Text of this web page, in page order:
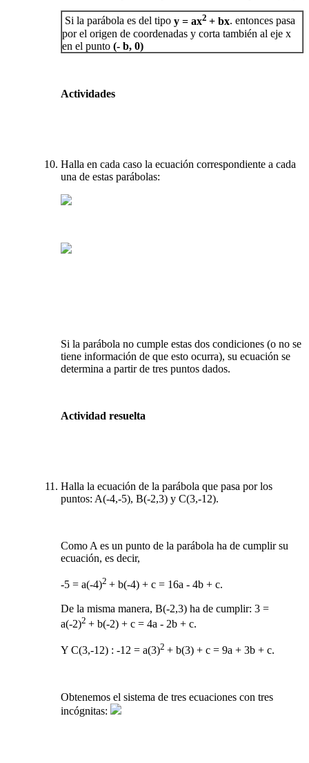
Si la parábola es del tipo y = ax2 + bx. entonces pasa
por el origen de coordenadas y corta también al eje x
en el punto (- b, 0)
Actividades
Halla en cada caso la ecuación correspondiente a cada
una de estas parábolas:
Si la parábola no cumple estas dos condiciones (o no se
tiene información de que esto ocurra), su ecuación se
determina a partir de tres puntos dados.
Actividad resuelta
Halla la ecuación de la parábola que pasa por los
puntos: A(-4,-5), B(-2,3) y C(3,-12).
Como A es un punto de la parábola ha de cumplir su
ecuación, es decir,
-5 = a(-4)2 + b(-4) + c = 16a - 4b + c.
De la misma manera, B(-2,3) ha de cumplir: 3 =
a(-2)2 + b(-2) + c = 4a - 2b + c.
Y C(3,-12) : -12 = a(3)2 + b(3) + c = 9a + 3b + c.
Obtenemos el sistema de tres ecuaciones con tres
incógnitas: